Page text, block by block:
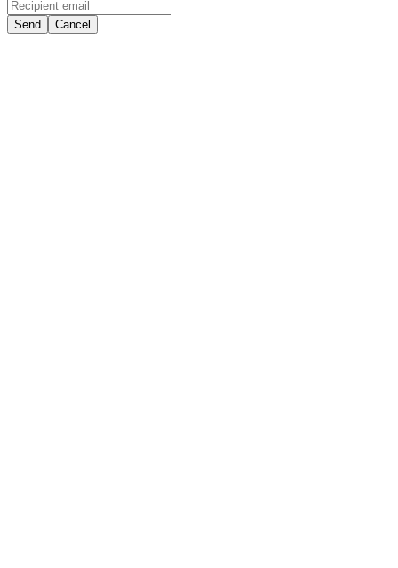
Send Cancel